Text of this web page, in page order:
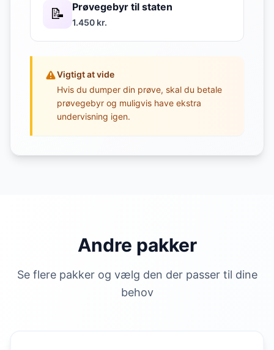
📝 Prøvegebyr til staten
1.450 kr.
Vigtigt at vide
Hvis du dumper din prøve, skal du betale
prøvegebyr og muligvis have ekstra
undervisning igen.
Andre pakker
Se flere pakker og vælg den der passer til dine
behov